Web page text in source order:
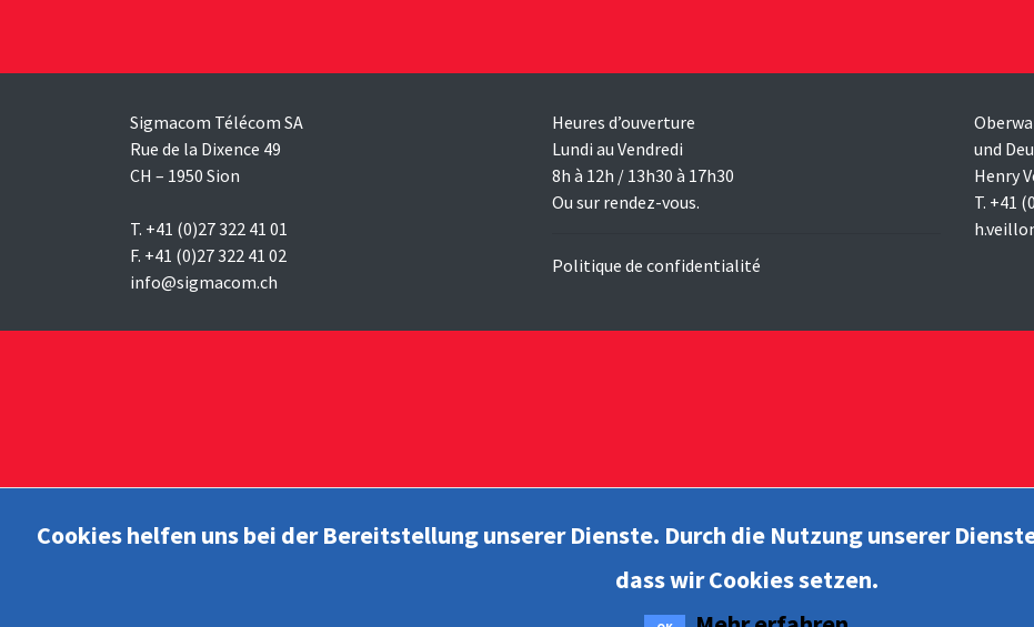
Cookies helfen uns bei der Bereitstellung unserer Dienste. Durch die Nutzung unserer
dass wir Cookies setzen.
Sigmacom Télécom SA
Rue de la Dixence 49
CH – 1950 Sion
T. +41 (0)27 322 41 01
F. +41 (0)27 322 41 02
info@sigmacom.ch
Heures d’ouverture
Lundi au Vendredi
8h à 12h / 13h30 à 17h30
Ou sur rendez-vous.
Politique de confidentialité
und
Henry
T. +41